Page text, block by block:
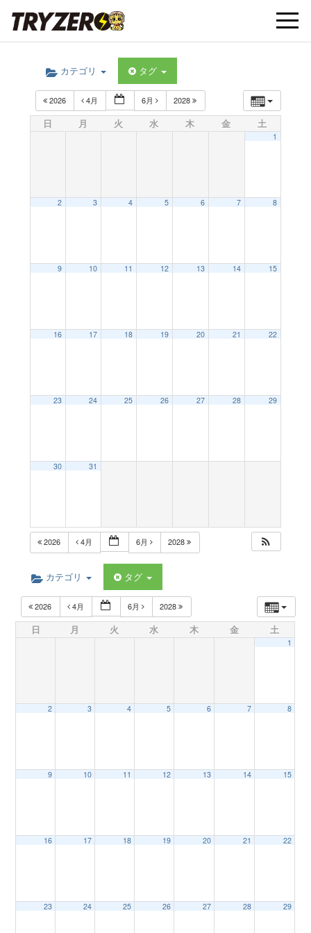
t
o
カテゴリ タグ
2026 4月 6月 2028
日 月 火 水 木 金 土
1
2 3 4 5 6 7 8
9 10 11 12 13 14 15
16 17 18 19 20 21 22
23 24 25 26 27 28 29
30 31
2026 4月 6月 2028
カテゴリ タグ
2026 4月 6月 2028
日 月 火 水 木 金 土
1
2 3 4 5 6 7 8
9 10 11 12 13 14 15
16 17 18 19 20 21 22
23 24 25 26 27 28 29